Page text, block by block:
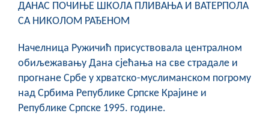
ДАНАС ПОЧИЊЕ ШКОЛА ПЛИВАЊА И ВАТЕРПОЛА
СА НИКОЛОМ РАЂЕНОМ
Начелница Ружичић присуствовала централном
обиљежавању Дана сјећања на све страдале и
прогнане Србе у хрватско-муслиманском погрому
над Србима Републике Српске Крајине и
Републике Српске 1995. године.